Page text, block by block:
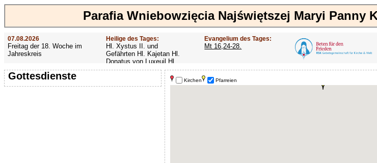
Parafia Wniebowzięcia Najświętszej Maryi Panny
07.08.2026
Freitag der 18. Woche im
Jahreskreis
Heilige des Tages:
Hl. Xystus II. und
Gefährten Hl. Kajetan Hl.
Donatus von Luxeuil Hl.
Afra
Evangelium des Tages:
Mt 16,24-28.
Gottesdienste Kirchen Pfarreien